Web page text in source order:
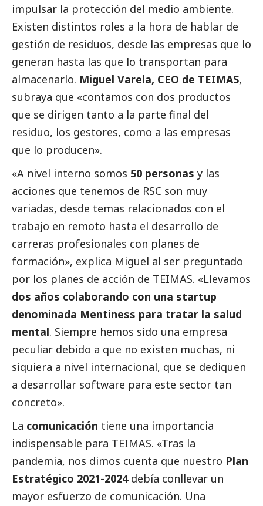
impulsar la protección del medio ambiente.
Existen distintos roles a la hora de hablar de
gestión de residuos, desde las empresas que lo
generan hasta las que lo transportan para
almacenarlo. Miguel Varela, CEO de TEIMAS,
subraya que «contamos con dos productos
que se dirigen tanto a la parte final del
residuo, los gestores, como a las empresas
que lo producen».
«A nivel interno somos 50 personas y las
acciones que tenemos de RSC son muy
variadas, desde temas relacionados con el
trabajo en remoto hasta el desarrollo de
carreras profesionales con planes de
formación», explica Miguel al ser preguntado
por los planes de acción de TEIMAS. «Llevamos
dos años colaborando con una startup
denominada Mentiness para tratar la salud
mental. Siempre hemos sido una empresa
peculiar debido a que no existen muchas, ni
siquiera a nivel internacional, que se dediquen
a desarrollar software para este sector tan
concreto».
La comunicación tiene una importancia
indispensable para TEIMAS. «Tras la
pandemia, nos dimos cuenta que nuestro Plan
Estratégico 2021-2024debía conllevar un
mayor esfuerzo de comunicación. Una